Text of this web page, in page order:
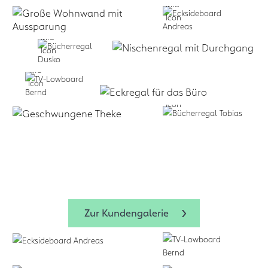
Selbst formen:
f+ Service
Business:
Zur Kundengalerie